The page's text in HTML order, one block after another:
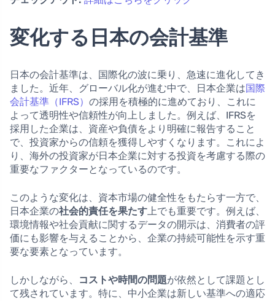
変化する日本の会計基準
日本の会計基準は、国際化の波に乗り、急速に進化してき
ました。近年、グローバル化が進む中で、日本企業は国際
会計基準（IFRS） の採用を積極的に進めており、これに
よって透明性や信頼性が向上しました。例えば、IFRSを
採用した企業は、資産や負債をより明確に報告すること
で、投資家からの信頼を獲得しやすくなります。これによ
り、海外の投資家が日本企業に対する投資を考慮する際の
重要なファクターとなっているのです。
このような変化は、資本市場の健全性をもたらす一方で、
日本企業の社会的責任を果たす上でも重要です。例えば、
環境情報や社会貢献に関するデータの開示は、消費者の評
価にも影響を与えることから、企業の持続可能性を示す重
要な要素となっています。
しかしながら、 コストや時間の問題が依然として課題とし
て残されています。特に、中小企業は新しい基準への適応